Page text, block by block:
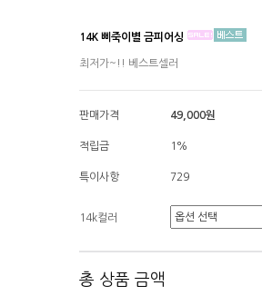
14K 삐죽이별 금피어싱
최저가~!! 베스트셀러
판매가격 49,000원
적립금 1%
특이사항 729
14k컬러
총 상품 금액